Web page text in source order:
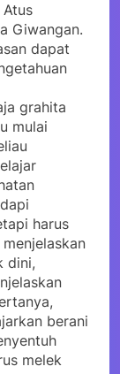
Giwangan.
dapat
grahita
mulai
harus
dini,
berani
melek